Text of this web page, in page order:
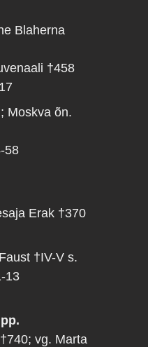
Blaherna
†458
Moskva õn.
58
Erak †370
†IV-V s.
13
vg. Marta